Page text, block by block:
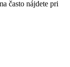
často nájdete pri